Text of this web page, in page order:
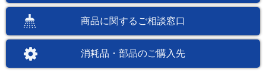
商品に関するご相談窓口
消耗品・部品のご購入先